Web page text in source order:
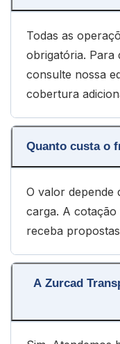
Todas as
obrigatória. Para
consulte nossa
cobertura
Quanto custa o
O valor depende
carga. A
receba
A Zurcad